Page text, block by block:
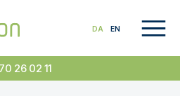
DA EN
26 02 11